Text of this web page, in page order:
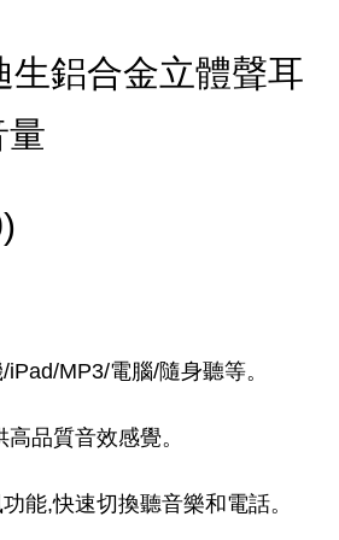
生鋁合金立體聲耳
量
MP3/電腦/隨身聽等。
品質音效感覺。
能,快速切換聽音樂和電話。